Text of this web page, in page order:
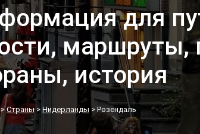
для
маршруты,
история
Страны> Нидерланды > Розендаль